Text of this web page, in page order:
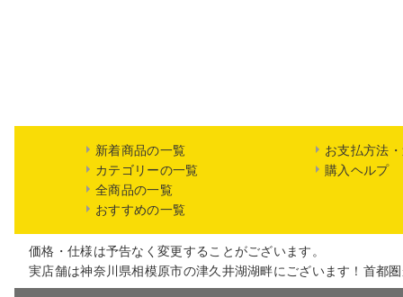
新着商品の一覧
カテゴリーの一覧
全商品の一覧
おすすめの一覧
お支払方法
購入ヘルプ
価格・仕様は予告なく変更することがございます。
実店舗は神奈川県相模原市の津久井湖湖畔にございます！首都